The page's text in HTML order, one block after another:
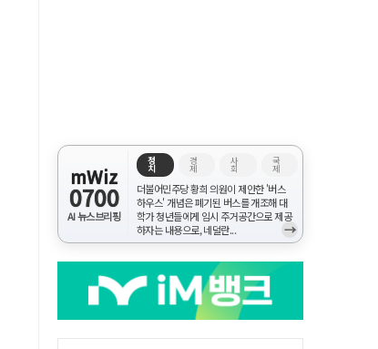
mWiz
0700
AI 뉴스브리핑
정
치
경
제
사
회
국
제
더불어민주당 황희 의원이 제안한 '버스
하우스' 개념은 폐기된 버스를 개조해 대
학가 청년들에게 임시 주거공간으로 제공
하자는 내용으로, 네덜란...
→